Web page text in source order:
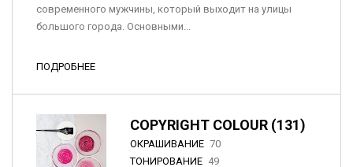
современного мужчины, который выходит на улицы
большого города. Основными...
ПОДРОБНЕЕ
COPYRIGHT COLOUR (131)
ОКРАШИВАНИЕ 70
ТОНИРОВАНИЕ 49